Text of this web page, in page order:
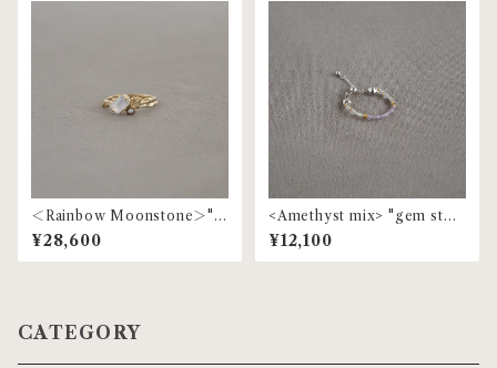
＜Rainbow Moonstone＞"g
em stone" pearl ring | MR-
97
¥28,600
<Amethyst mix> "gem ston
e" beaded ring | MR-153
¥12,100
CATEGORY